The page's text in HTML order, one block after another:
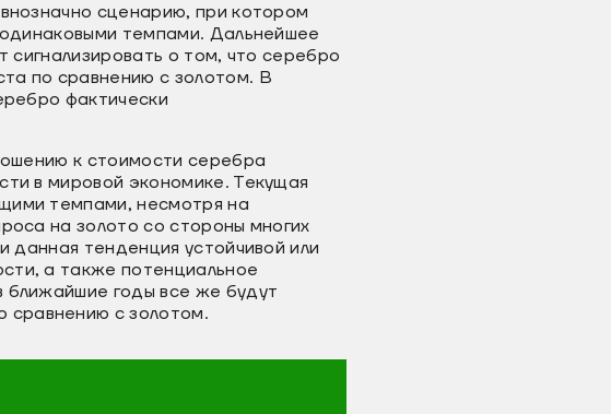
сценарию, при котором
темпами. Дальнейшее
о том, что серебро
по сравнению с золотом. В
фактически
к стоимости серебра
в мировой экономике. Текущая
темпами, несмотря на
на золото со стороны многих
данная тенденция устойчивой или
а также потенциальное
ближайшие годы все же будут
с золотом.